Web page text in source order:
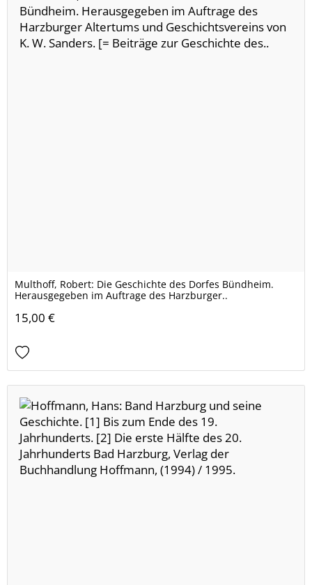
Multhoff, Robert: Die Geschichte des Dorfes Bündheim.
Herausgegeben im Auftrage des Harzburger..
15,00 €